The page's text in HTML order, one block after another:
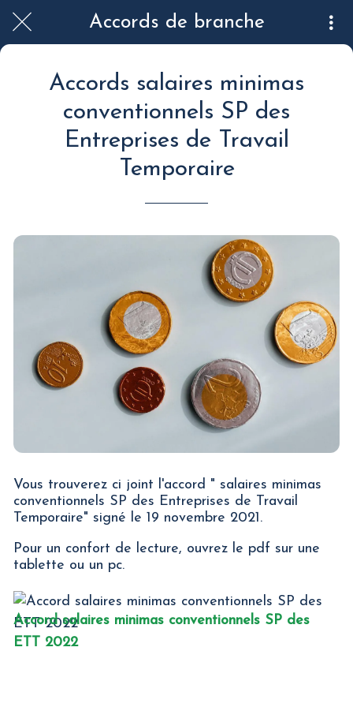
Accords de branche
Accords salaires minimas
conventionnels SP des
Entreprises de Travail
Temporaire
Vous trouverez ci joint l'accord " salaires minimas
conventionnels SP des Entreprises de Travail
Temporaire" signé le 19 novembre 2021.
Pour un confort de lecture, ouvrez le pdf sur une
tablette ou un pc.
Accord salaires minimas conventionnels SP des
ETT 2022